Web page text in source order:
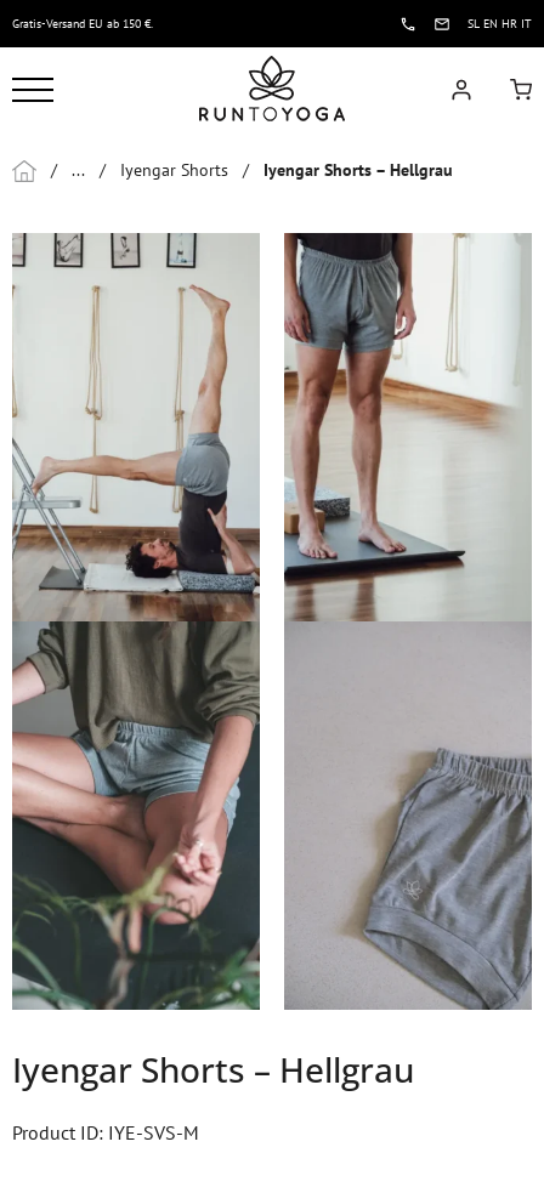
Gratis-Versand EU ab 150 €. SL EN HR IT
/ ... / Iyengar Shorts / Iyengar Shorts – Hellgrau
Iyengar Shorts – Hellgrau
Product ID: IYE-SVS-M